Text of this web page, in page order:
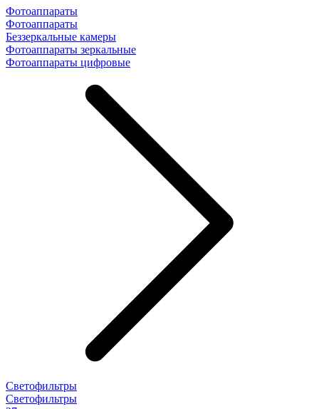
Фотоаппараты
Фотоаппараты
Беззеркальные камеры
Фотоаппараты зеркальные
Фотоаппараты цифровые
Светофильтры
Светофильтры